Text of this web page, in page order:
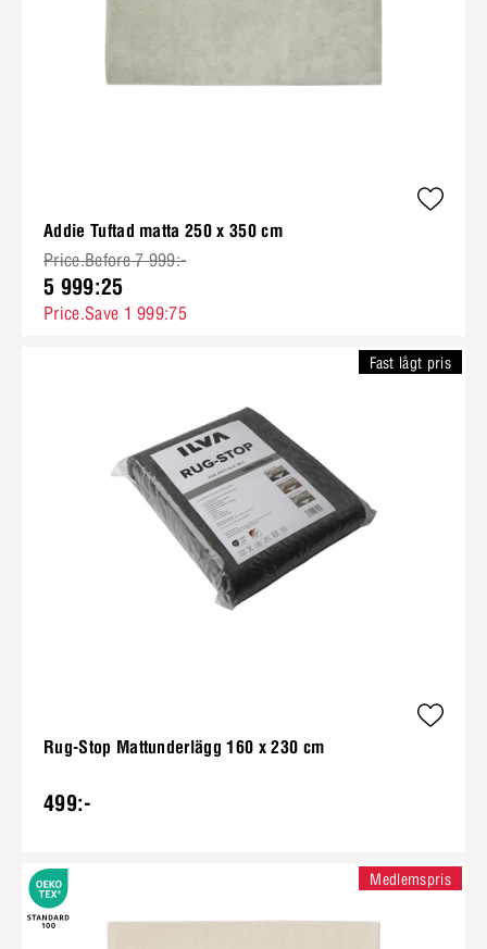
Addie Tuftad matta 250 x 350 cm
Price.Before 7 999:-
5 999:25
Price.Save 1 999:75
Rug-Stop Mattunderlägg 160 x 230 cm
499:-
Fast lågt pris
Medlemspris